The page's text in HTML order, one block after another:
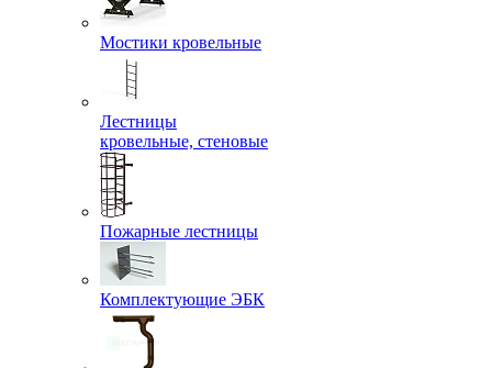
Мостики кровельные
Лестницы
кровельные, стеновые
Пожарные лестницы
Комплектующие ЭБК